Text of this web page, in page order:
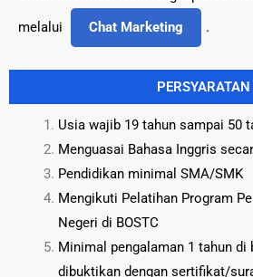
melalui
Chat Marketing .
PERSYARATAN
Usia wajib 19 tahun sampai 50
Menguasai Bahasa Inggris
Pendidikan minimal SMA/SMK
Mengikuti Pelatihan Program
Negeri di BOSTC
Minimal pengalaman 1 tahun di
dibuktikan dengan sertifikat/